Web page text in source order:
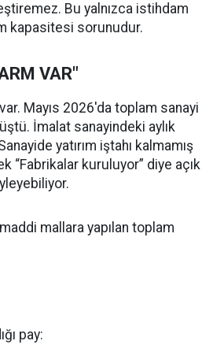
Bu yalnızca istihdam
kapasitesi sorunudur.
VAR"
Mayıs 2026'da toplam sanayi
İmalat sanayindeki aylık
yatırım iştahı kalmamış
“Fabrikalar kuruluyor” diye açık
mallara yapılan toplam
pay: